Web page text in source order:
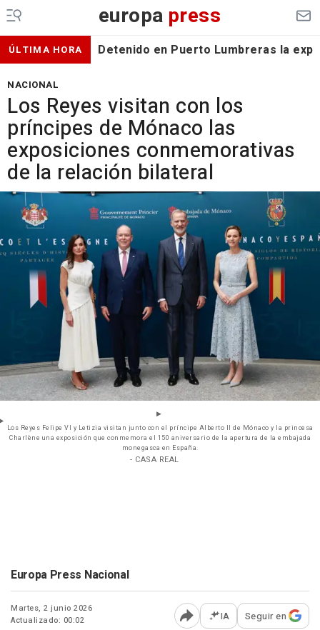
europa press
ÚLTIMA HORA Detenido en Puerto Lumbreras la
NACIONAL
Los Reyes visitan con los
príncipes de Mónaco las
exposiciones conmemorativas
de la relación bilateral
Los Reyes Felipe VI y Letizia visitan junto con el príncipe Alberto II de Mónaco y la princesa
Charlène una exposición que conmemora el 150 aniversario de la apertura de la embajada
monegasca en España.
- CASA REAL
Europa Press Nacional
Martes, 2 junio 2026
Actualizado: 00:02
Abrir opciones para
IA Seguir en